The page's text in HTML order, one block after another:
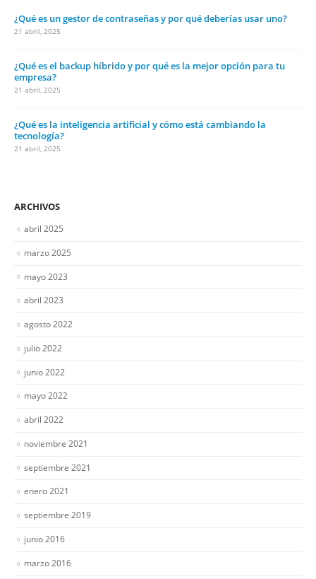
¿Qué es un gestor de contraseñas y por qué deberías usar uno?
21 abril, 2025
¿Qué es el backup híbrido y por qué es la mejor opción para tu
empresa?
21 abril, 2025
¿Qué es la inteligencia artificial y cómo está cambiando la
tecnología?
21 abril, 2025
ARCHIVOS
abril 2025
marzo 2025
mayo 2023
abril 2023
agosto 2022
julio 2022
junio 2022
mayo 2022
abril 2022
noviembre 2021
septiembre 2021
enero 2021
septiembre 2019
junio 2016
marzo 2016